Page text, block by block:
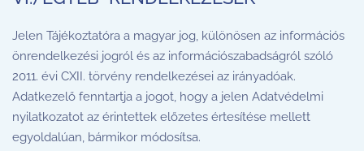
Jelen Tájékoztatóra a magyar jog, különösen az információs
önrendelkezési jogról és az információszabadságról szóló
2011. évi CXII. törvény rendelkezései az irányadóak.
Adatkezelő fenntartja a jogot, hogy a jelen Adatvédelmi
nyilatkozatot az érintettek előzetes értesítése mellett
egyoldalúan, bármikor módosítsa.